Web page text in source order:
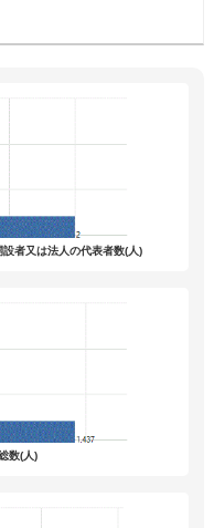
者又は法人の代表者数(人)
数(人)